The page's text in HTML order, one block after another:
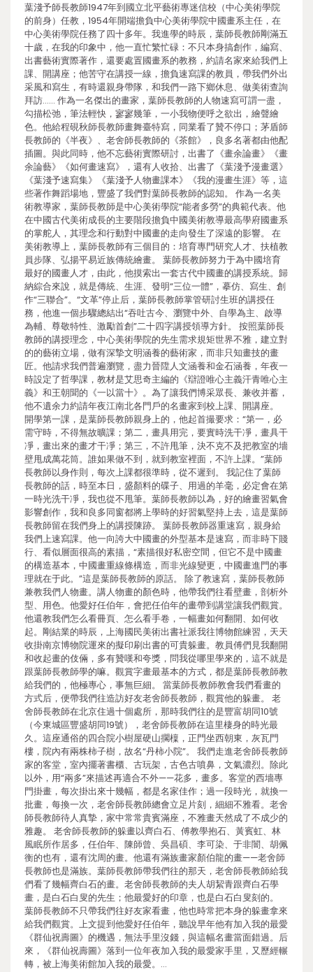
葉淺予師長教師1947年到國立北平藝術專迷信校（中心美術學院
的前身）任教，1954年開端擔負中心美術學院中國畫系主任，在
中心美術學院任務了四十多年。我進學的時辰，葉師長教師剛滿五
十歲，在我的印象中，他一直忙繁忙碌：不只本身搞創作，編寫、
出書藝術實際著作，還要處置國畫系的教務，約請名家來給我們上
課、開講座；他苦守在講授一線，擔負速寫課的教員，帶我們外出
采風和寫生，有時還親身帶隊，和我們一路下鄉休息、做美術查詢
拜訪…… 作為一名傑出的畫家，葉師長教師的人物速寫可謂一盡，
勾描松弛，筆法輕快，寥寥幾筆，一小我物便呼之欲出，繪聲繪
色。他給程硯秋師長教師畫舞臺特寫，同業看了贊不停口；茅盾師
長教師的《半夜》、老舍師長教師的《茶館》，良多名著都由他配
插圖。與此同時，他不忘藝術實際研討，出書了《畫余論畫》《畫
余論藝》《如何畫速寫》，還有人收拾、出書了《葉淺予漫畫選》
《葉淺予速寫集》《葉淺予人物畫課本》《我的漫畫生涯》等，這
些著作舞蹈場地，豐盛了我們對葉師長教師的認知。 作為一名美
術教導家，葉師長教師是中心美術學院“能者多勞”的典範代表。他
在中國古代美術成長的主要階段擔負中國美術教導最高學府國畫系
的掌舵人，其理念和行動對中國畫的走向發生了深遠的影響。 在
美術教導上，葉師長教師有三個目的：培育專門研究人才、扶植教
員步隊、弘揚平易近族傳統繪畫。 葉師長教師努力于為中國培育
最好的國畫人才，由此，他摸索出一套古代中國畫的講授系統。歸
納綜合來說，就是傳統、生涯、發明“三位一體”，摹仿、寫生、創
作“三聯合”。“文革”停止后，葉師長教師掌管研討生班的講授任
務，他進一個步驟總結出“吞吐古今、瀏覽中外、自學為主、啟導
為輔、尊敬特性、激勵首創”二十四字講授領導方針。 按照葉師長
教師的講授理念，中心美術學院的先生需求規矩世界不雅，建立對
的的藝術立場，做有深摯文明涵養的藝術家，而非只知畫技的畫
匠。他請求我們普遍瀏覽，盡力晉陞人文涵養和金石涵養，年夜一
時設定了哲學課，教材是艾思奇主編的《辯證唯心主義汗青唯心主
義》和王朝聞的《一以當十》。為了讓我們博采眾長、兼收并蓄，
他不遺余力約請年夜江南北各門戶的名畫家到校上課、開講座。
開學第一課，是葉師長教師親身上的，他起首撮要求：“第一，必
需守時，不得無故曠課；第二，畫具用完，要實時洗干凈，畫具干
凈，畫出來的畫才干凈；第三，不許甩筆，決不克不及把教室的墻
壁甩成萬花筒。誰如果做不到，就到教室裡面，不許上課。”葉師
長教師以身作則，每次上課都很準時，從不遲到。 我記住了葉師
長教師的話，時至本日，盛顏料的碟子、用過的羊毫，必定會在第
一時光洗干凈，我也從不甩筆。葉師長教師以為，好的繪畫習氣會
影響創作，我和良多同窗都將上學時的好習氣堅持上去，這是葉師
長教師留在我們身上的講授陳跡。 葉師長教師器重速寫，親身給
我們上速寫課。他一向誇大中國畫的外型基本是速寫，而非時下賤
行、看似層面很高的素描，“素描很好私密空間，但它不是中國畫
的構造基本，中國畫重線條構造，而非光線變更，中國畫進門的事
理就在于此。”這是葉師長教師的原話。 除了教速寫，葉師長教師
兼教我們人物畫。講人物畫的顏色時，他帶我們往看壁畫，剖析外
型、用色。他愛好任伯年，會把任伯年的畫帶到講堂讓我們觀賞。
他還教我們怎么看冊頁、怎么看手卷，一幅畫如何翻開、如何收
起。剛結業的時辰，上海國民美術出書社派我往博物館練習，天天
收掛南京博物院運來的擬印刷出書的可貴躲畫。教員傅們見我翻開
和收起畫的伎倆，多有贊嘆和夸獎，問我從哪里學來的，這不就是
跟葉師長教師學的嘛。觀賞字畫最基本的方式，都是葉師長教師教
給我們的，他極專心，事無巨細。 當葉師長教師教會我們看畫的
方式后，便帶我們往造訪好友老舍師長教師，觀賞他的躲畫。 老
舍師長教師在北京住過十個處所，那時我們往的是豐富胡同10號
（今東城區豐盛胡同19號），老舍師長教師在這里棲身的時光最
久。這座通俗的四合院小樹屋硬山擱檁，正門坐西朝東，灰瓦門
樓，院內有兩株柿子樹，故名“丹柿小院”。 我們走進老舍師長教師
家的客堂，室內擺著書櫃、古玩架，古色古噴鼻，文氣濃烈。除此
以外，用“兩多”來描述再適合不外——花多，畫多。客堂的西墻專
門掛畫，每次掛出來十幾幅，都是名家佳作；過一段時光，就換一
批畫，每換一次，老舍師長教師總會立足片刻，細細不雅看。老舍
師長教師待人真摯，家中常常貴賓滿座，不雅畫天然成了不成少的
雅趣。 老舍師長教師的躲畫以齊白石、傅教學抱石、黃賓虹、林
風眠所作居多，任伯年、陳師曾、吳昌碩、李可染、于非闇、胡佩
衡的也有，還有沈周的畫。他還有滿族畫家顏伯龍的畫——老舍師
長教師也是滿族。葉師長教師帶我們往的那天，老舍師長教師給我
們看了幾幅齊白石的畫。老舍師長教師的夫人胡絜青跟齊白石學
畫，是白石白叟的先生；他最愛好的印章，也是白石白叟刻的。
葉師長教師不只帶我們往好友家看畫，他也時常把本身的躲畫拿來
給我們觀賞。上文提到他愛好任伯年，聽說早年他有加入我的最愛
《群仙祝壽圖》的機遇，無法手里沒錢，與這幅名畫當面錯過。后
來，《群仙祝壽圖》落到一位年夜加入我的最愛家手里，又歷經輾
轉，被上海美術館加入我的最愛。…